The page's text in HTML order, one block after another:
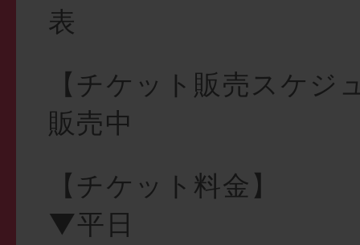
表
【チケット販売スケジ
販売中
【チケット料金】
▼平日